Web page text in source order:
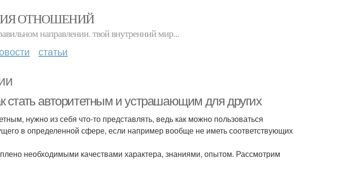
ОТНОШЕНИЙ
направлении. твой внутренний мир...
статьи
стать авторитетным и устрашающим для других
нужно из себя что-то представлять, ведь как можно пользоваться
в определенной сфере, если например вообще не иметь соответствующих
необходимыми качествами характера, знаниями, опытом. Рассмотрим